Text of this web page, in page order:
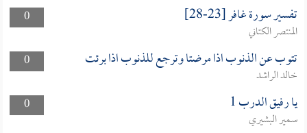
0
تفسير سورة غافر [23-28]
المنتصر الكتاني
0
تتوب عن الذنوب اذا مرضتا وترجع للذنوب اذا برئت
خالد الراشد
0
يا رفيق الدرب 1
سمير البشيري